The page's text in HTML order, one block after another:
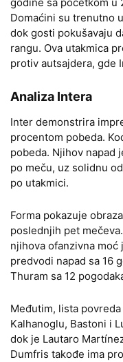
Domaćini su trenutno
dok gosti pokušavaju
rangu. Ova utakmica
protiv autsajdera, gde
Analiza Intera
Inter demonstrira
procentom pobeda.
pobeda. Njihov napad
po meču, uz solidnu
po utakmici.
Forma pokazuje
poslednjih pet
njihova ofanzivna
predvodi napad sa 16
Thuram sa 12
Međutim, lista
Kalhanoglu, Bastoni i
dok je Lautaro
Dumfris takođe ima